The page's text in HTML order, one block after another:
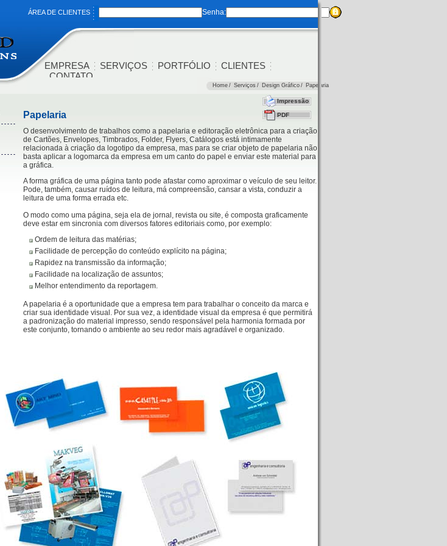
ÁREA DE CLIENTES Senha:
EMPRESA SERVIÇOS PORTFÓLIO
CLIENTES
CONTATO
Home / Serviços / Design Gráfico / Papelaria
Papelaria
O desenvolvimento de trabalhos como a papelaria e editoração eletrônica para a criação
de Cartões, Envelopes, Timbrados, Folder, Flyers, Catálogos está intimamente
relacionada à criação da logotipo da empresa, mas para se criar objeto de papelaria não
basta aplicar a logomarca da empresa em um canto do papel e enviar este material para
a gráfica.
A forma gráfica de uma página tanto pode afastar como aproximar o veículo de seu leitor.
Pode, também, causar ruídos de leitura, má compreensão, cansar a vista, conduzir a
leitura de uma forma errada etc.
O modo como uma página, seja ela de jornal, revista ou site, é composta graficamente
deve estar em sincronia com diversos fatores editoriais como, por exemplo:
Ordem de leitura das matérias;
Facilidade de percepção do conteúdo explícito na página;
Rapidez na transmissão da informação;
Facilidade na localização de assuntos;
Melhor entendimento da reportagem.
A papelaria é a oportunidade que a empresa tem para trabalhar o conceito da marca e
criar sua identidade visual. Por sua vez, a identidade visual da empresa é que permitirá
a padronização do material impresso, sendo responsável pela harmonia formada por
este conjunto, tornando o ambiente ao seu redor mais agradável e organizado.
Impressão
PDF